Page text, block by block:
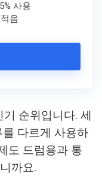
사용
음
순위입니다. 세
다르게 사용하
도 드럼용과 통
까요.